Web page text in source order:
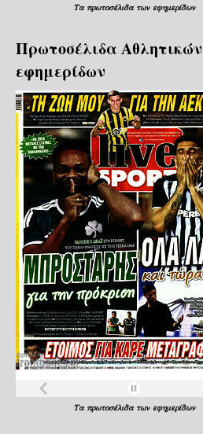
Τα πρωτοσέλιδα των εφημερίδων
Πρωτοσέλιδα Aθλητικών
εφημερίδων
Τα πρωτοσέλιδα των εφημερίδων